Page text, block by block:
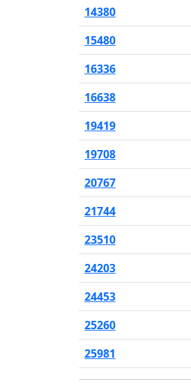
14380
15480
16336
16638
19419
19708
20767
21744
23510
24203
24453
25260
25981